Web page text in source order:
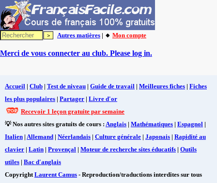
Autres matières | 🔸 Mon compte
Merci de vous connecter au club. Please log in.
Accueil | Club | Test de niveau | Guide de travail | Meilleures fiches | Fiches
les plus populaires | Partager | Livre d'or
Recevoir 1 leçon gratuite par semaine
💡 Nos autres sites gratuits de cours : Anglais | Mathématiques | Espagnol |
Italien | Allemand | Néerlandais | Culture générale | Japonais | Rapidité au
clavier | Latin | Provençal | Moteur de recherche sites éducatifs | Outils
utiles | Bac d'anglais
CopyrightLaurent Camus - Reproduction/traductions interdites sur tous